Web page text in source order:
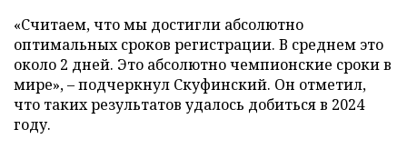
«Считаем, что мы достигли абсолютно
оптимальных сроков регистрации. В среднем это
около 2 дней. Это абсолютно чемпионские сроки в
мире», – подчеркнул Скуфинский. Он отметил,
что таких результатов удалось добиться в 2024
году.